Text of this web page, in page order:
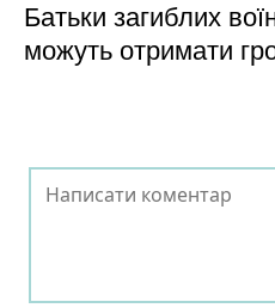
Батьки загиблих
можуть отримати